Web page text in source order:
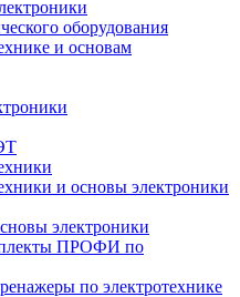
оборудования
и основам
и основы электроники
электроники
ПРОФИ по
по электротехнике